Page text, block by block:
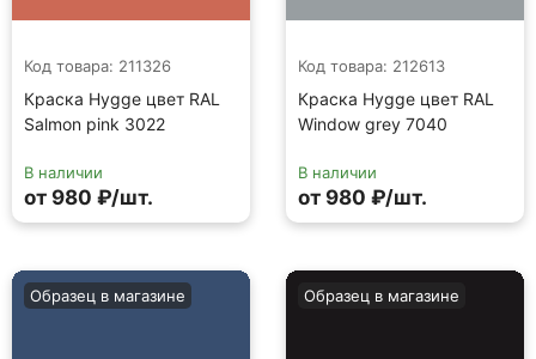
Код товара: 211326
Краска Hygge цвет RAL
Salmon pink 3022
В наличии
от 980 ₽/шт.
Код товара: 212613
Краска Hygge цвет RAL
Window grey 7040
В наличии
от 980 ₽/шт.
Образец в магазине Образец в магазине